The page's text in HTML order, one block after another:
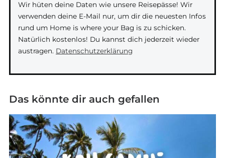
Wir hüten deine Daten wie unsere Reisepässe! Wir
verwenden deine E-Mail nur, um dir die neuesten Infos
rund um Home is where your Bag is zu schicken.
Natürlich kostenlos! Du kannst dich jederzeit wieder
austragen. Datenschutzerklärung
Das könnte dir auch gefallen